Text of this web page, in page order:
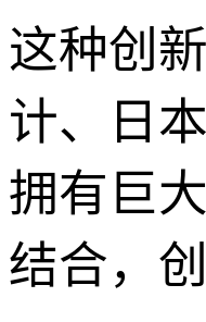
这种创
计、日
拥有巨
结合，